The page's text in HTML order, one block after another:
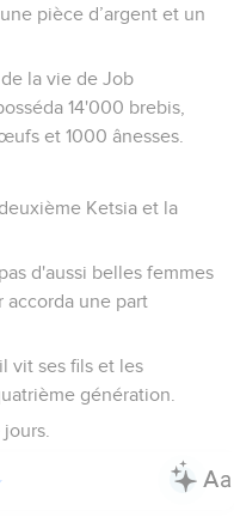
pièce d’argent et un
la vie de Job
14'000 brebis,
et 1000 ânesses.
Ketsia et la
d'aussi belles femmes
accorda une part
vit ses fils et les
génération.